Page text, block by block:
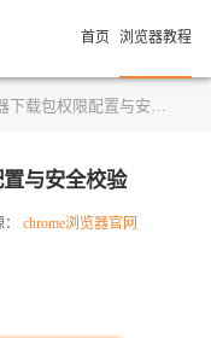
首页 浏览器教程
载包权限配置与安全校验
与安全校验
chrome浏览器官网